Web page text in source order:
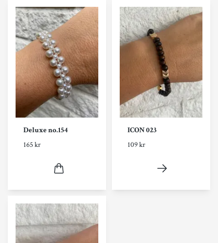
Deluxe no.154
165 kr
ICON 023
109 kr